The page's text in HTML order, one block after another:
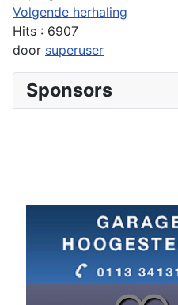
Volgende herhaling
Hits : 6907
door superuser
Sponsors